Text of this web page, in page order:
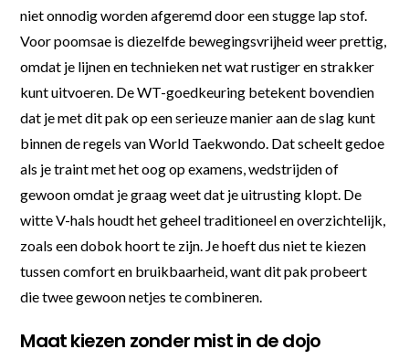
niet onnodig worden afgeremd door een stugge lap stof.
Voor poomsae is diezelfde bewegingsvrijheid weer prettig,
omdat je lijnen en technieken net wat rustiger en strakker
kunt uitvoeren. De WT-goedkeuring betekent bovendien
dat je met dit pak op een serieuze manier aan de slag kunt
binnen de regels van World Taekwondo. Dat scheelt gedoe
als je traint met het oog op examens, wedstrijden of
gewoon omdat je graag weet dat je uitrusting klopt. De
witte V-hals houdt het geheel traditioneel en overzichtelijk,
zoals een dobok hoort te zijn. Je hoeft dus niet te kiezen
tussen comfort en bruikbaarheid, want dit pak probeert
die twee gewoon netjes te combineren.
Maat kiezen zonder mist in de dojo